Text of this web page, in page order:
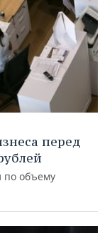
перед
по объему